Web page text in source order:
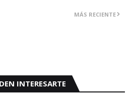
MÁS RECIENTE
INTERESARTE